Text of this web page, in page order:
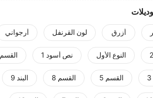
أزرق لون القرنفل أرجواني
النوع الأول نص أسود 1 القسم 4
القسم 5 القسم 8 البند 9